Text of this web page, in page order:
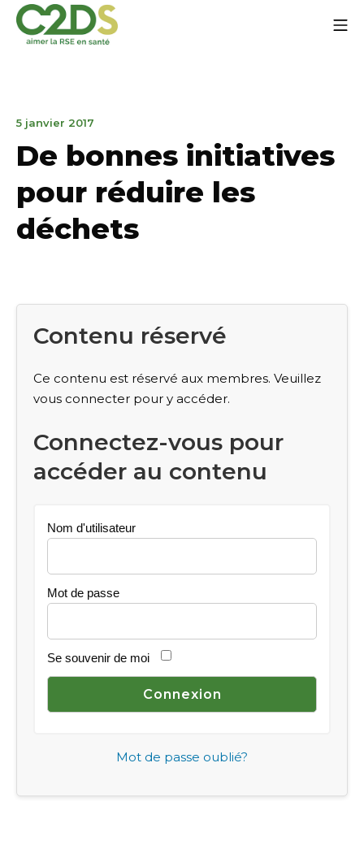
Aller
contenu
5 janvier 2017
2017
De bonnes initiatives
pour réduire les
déchets
Contenu réservé
Ce contenu est réservé aux membres. Veuillez
vous connecter pour y accéder.
Connectez-vous pour
accéder au contenu
Nom d'utilisateur
Mot de passe
Se souvenir de moi
Mot de passe oublié?